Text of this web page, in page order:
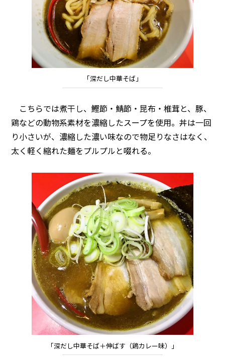
「深だし中華そば」
こちらでは煮干し、鰹節・鯖節・昆布・椎茸と、豚、
鶏などの動物系素材を濃縮したスープを使用。丼は一回
り小さいが、濃縮した濃い味なので物足りなさはなく、
太く軽く縮れた麺をプルプルと啜れる。
「深だし中華そば＋伸ばす（鶏カレー味）」